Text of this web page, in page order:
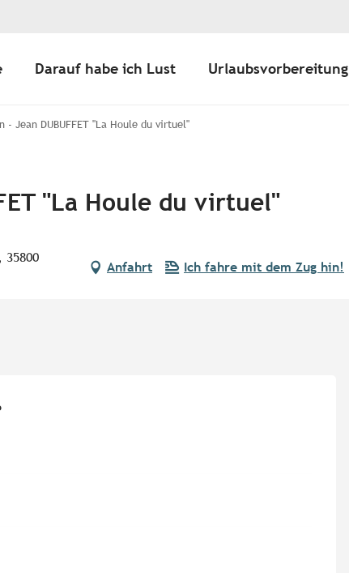
Darauf habe ich Lust Urlaubsvorbereitung
- Jean DUBUFFET "La Houle du virtuel"
"La Houle du virtuel"
35800
Anfahrt Ich fahre mit dem Zug hin!